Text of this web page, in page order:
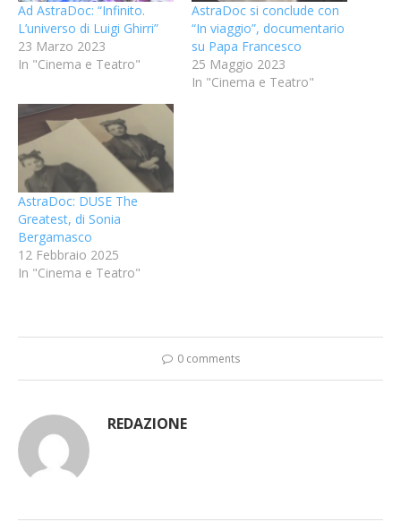
Ad AstraDoc: “Infinito.
L’universo di Luigi Ghirri”
23 Marzo 2023
In "Cinema e Teatro"
AstraDoc si conclude con
“In viaggio”, documentario
su Papa Francesco
25 Maggio 2023
In "Cinema e Teatro"
AstraDoc: DUSE The
Greatest, di Sonia
Bergamasco
12 Febbraio 2025
In "Cinema e Teatro"
0 comments
REDAZIONE